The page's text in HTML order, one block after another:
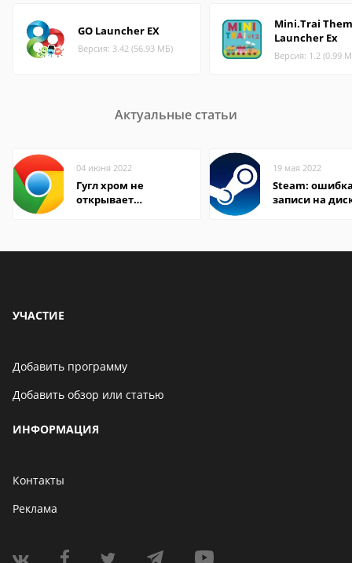
GO Launcher EX
Версия: 3.42 (56.93 МБ)
Mini.Trai
Launcher Ex
Версия: 1.2 (0.99
Актуальные статьи
04 июня 2022
Гугл хром не
открывает
19 мая 2022
Steam:
записи на
УЧАСТИЕ
Добавить программу
Добавить обзор или статью
ИНФОРМАЦИЯ
Контакты
Реклама